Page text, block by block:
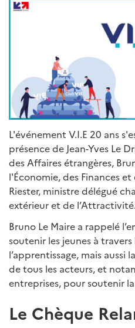
L'événement V.I.E 20 ans
présence de Jean-Yves Le
des Affaires étrangères,
l'Économie, des Finances
Riester, ministre délégué
extérieur et de l’Attractivité.
Bruno Le Maire a rappelé
soutenir les jeunes à travers
l’apprentissage, mais aussi
de tous les acteurs, et
entreprises, pour soutenir la
Le Chèque